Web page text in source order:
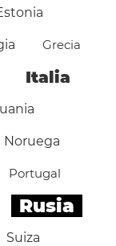
Grecia
Italia
Noruega
Portugal
Rusia
Suiza